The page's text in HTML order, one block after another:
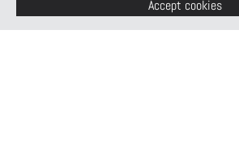
Accept cookies